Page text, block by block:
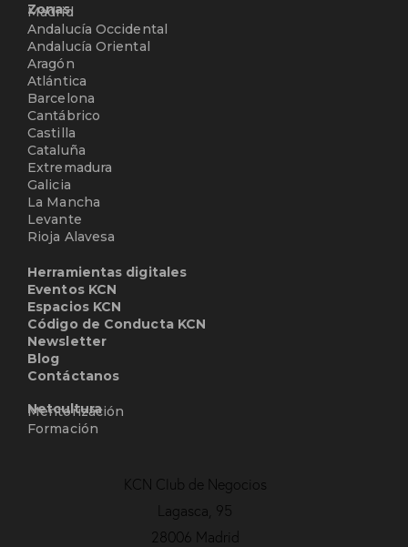
Zonas
Madrid
Andalucía Occidental
Andalucía Oriental
Aragón
Atlántica
Barcelona
Cantábrico
Castilla
Cataluña
Extremadura
Galicia
La Mancha
Levante
Rioja Alavesa
Herramientas digitales
Eventos KCN
Espacios KCN
Código de Conducta KCN
Newsletter
Blog
Contáctanos
Netcultura
Mentorización
Formación
KCN Club de Negocios
Lagasca, 95
28006 Madrid